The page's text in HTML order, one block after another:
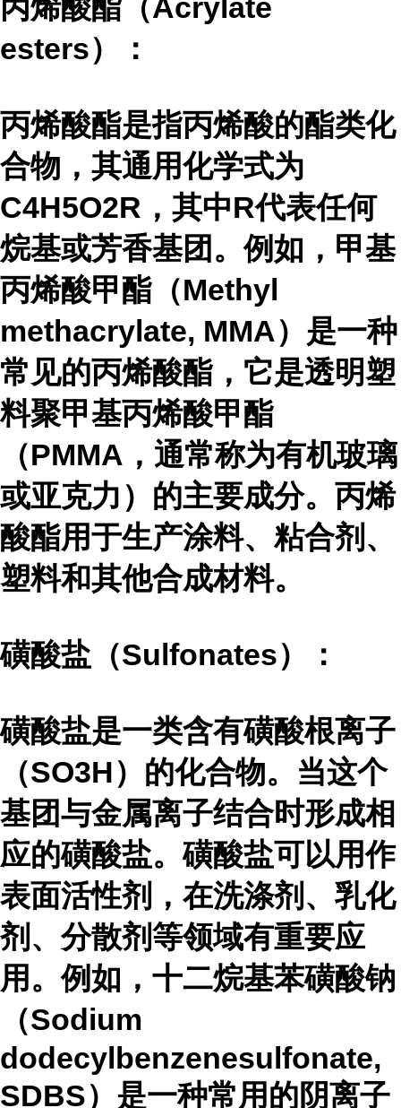
丙烯酸酯（Acrylate
esters）：
丙烯酸酯是指丙烯酸的酯类化
合物，其通用化学式为
C4H5O2R，其中R代表任何
烷基或芳香基团。例如，甲基
丙烯酸甲酯（Methyl
methacrylate, MMA）是一种
常见的丙烯酸酯，它是透明塑
料聚甲基丙烯酸甲酯
（PMMA，通常称为有机玻璃
或亚克力）的主要成分。丙烯
酸酯用于生产涂料、粘合剂、
塑料和其他合成材料。
磺酸盐（Sulfonates）：
磺酸盐是一类含有磺酸根离子
（SO3H）的化合物。当这个
基团与金属离子结合时形成相
应的磺酸盐。磺酸盐可以用作
表面活性剂，在洗涤剂、乳化
剂、分散剂等领域有重要应
用。例如，十二烷基苯磺酸钠
（Sodium
dodecylbenzenesulfonate,
SDBS）是一种常用的阴离子